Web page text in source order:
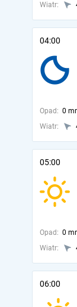
Wiatr:
04:00
Opad: 0
Wiatr:
05:00
Opad: 0
Wiatr:
06:00